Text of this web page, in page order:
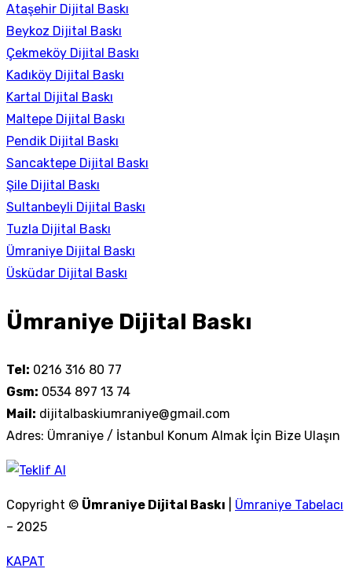
Ataşehir Dijital Baskı
Beykoz Dijital Baskı
Çekmeköy Dijital Baskı
Kadıköy Dijital Baskı
Kartal Dijital Baskı
Maltepe Dijital Baskı
Pendik Dijital Baskı
Sancaktepe Dijital Baskı
Şile Dijital Baskı
Sultanbeyli Dijital Baskı
Tuzla Dijital Baskı
Ümraniye Dijital Baskı
Üsküdar Dijital Baskı
Ümraniye Dijital Baskı
Tel: 0216 316 80 77
Gsm: 0534 897 13 74
Mail: dijitalbaskiumraniye@gmail.com
Adres: Ümraniye / İstanbul Konum Almak İçin Bize Ulaşın
Copyright © Ümraniye Dijital Baskı
Ümraniye Tabelacı
– 2025
KAPAT